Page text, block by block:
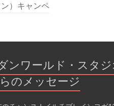
）キャンペ
ンワールド・スタジ
のメッセージ